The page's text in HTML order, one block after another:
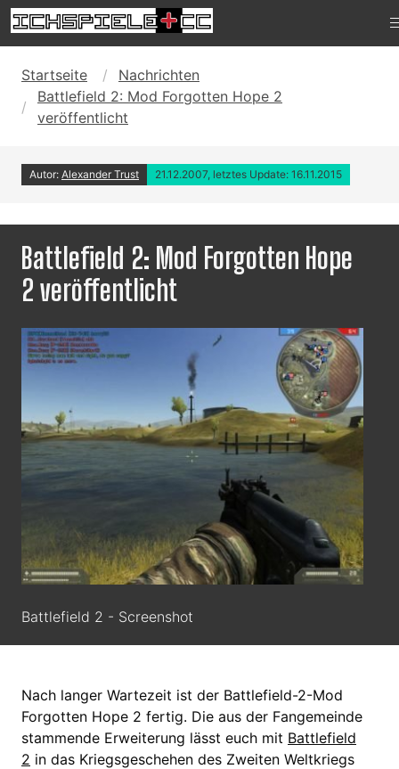
Startseite
Nachrichten
Battlefield 2: Mod Forgotten Hope 2
veröffentlicht
Autor: Alexander Trust 21.12.2007, letztes Update: 16.11.2015
Battlefield 2: Mod Forgotten Hope
2 veröffentlicht
Battlefield 2 - Screenshot
Nach langer Wartezeit ist der Battlefield-2-Mod
Forgotten Hope 2 fertig. Die aus der Fangemeinde
stammende Erweiterung lässt euch mit Battlefield
2 in das Kriegsgeschehen des Zweiten Weltkriegs